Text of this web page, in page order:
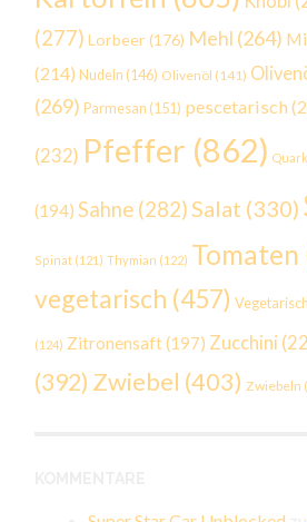
(277) Lorbeer (176) Mehl (264)
(214) Nudeln (146) Olivenöl (141)
(269) Parmesan (151) pescetarisch
(232) Pfeffer (862) Quark
(194) Sahne (282) Salat (330)
Spinat (121) Thymian (122) Tomaten
vegetarisch (457)
(124) Zitronensaft(197) Zucchini
(392) Zwiebel (403) Zwiebeln